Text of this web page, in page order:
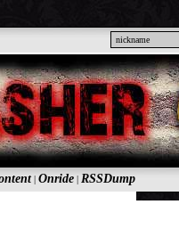
| Onride| RSSDump